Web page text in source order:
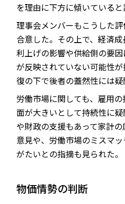
を理由に下方に傾いていると
理事会メンバーもこうした
合意した。その上で、経済
利上げの影響や供給側の要
が反映されていない可能性
復の下で後者の蓋然性には疑
労働市場に関しても、雇用
面が大きいとして持続性に
や財政の支援もあって家計
意見や、労働市場のミスマ
がたいとの指摘も見られた。
物価情勢の判断